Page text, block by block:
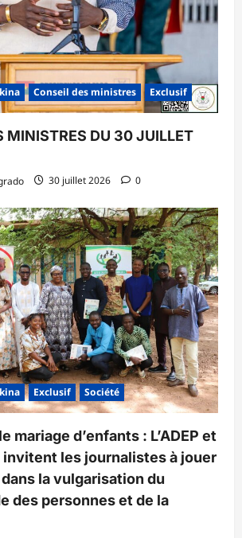
Conseil des ministres Exclusif
MINISTRES DU 30 JUILLET
30 juillet 2026 0
Exclusif Société
mariage d’enfants : L’ADEP et
invitent les journalistes à jouer
la vulgarisation du
des personnes et de la